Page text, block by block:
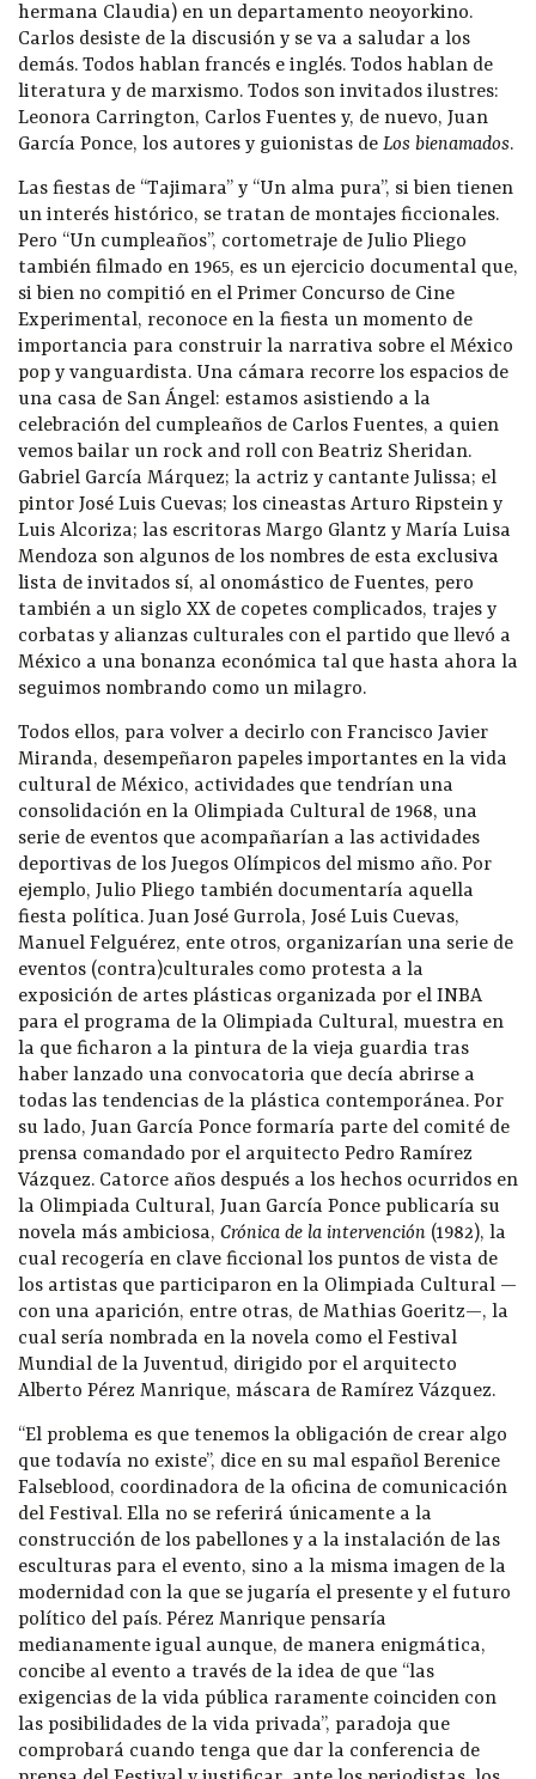
hermana Claudia) en un departamento neoyorkino.
Carlos desiste de la discusión y se va a saludar a los
demás. Todos hablan francés e inglés. Todos hablan de
literatura y de marxismo. Todos son invitados ilustres:
Leonora Carrington, Carlos Fuentes y, de nuevo, Juan
García Ponce, los autores y guionistas de Los bienamados.
Las fiestas de “Tajimara” y “Un alma pura”, si bien tienen
un interés histórico, se tratan de montajes ficcionales.
Pero “Un cumpleaños”, cortometraje de Julio Pliego
también filmado en 1965, es un ejercicio documental que,
si bien no compitió en el Primer Concurso de Cine
Experimental, reconoce en la fiesta un momento de
importancia para construir la narrativa sobre el México
pop y vanguardista. Una cámara recorre los espacios de
una casa de San Ángel: estamos asistiendo a la
celebración del cumpleaños de Carlos Fuentes, a quien
vemos bailar un rock and roll con Beatriz Sheridan.
Gabriel García Márquez; la actriz y cantante Julissa; el
pintor José Luis Cuevas; los cineastas Arturo Ripstein y
Luis Alcoriza; las escritoras Margo Glantz y María Luisa
Mendoza son algunos de los nombres de esta exclusiva
lista de invitados sí, al onomástico de Fuentes, pero
también a un siglo XX de copetes complicados, trajes y
corbatas y alianzas culturales con el partido que llevó a
México a una bonanza económica tal que hasta ahora la
seguimos nombrando como un milagro.
Todos ellos, para volver a decirlo con Francisco Javier
Miranda, desempeñaron papeles importantes en la vida
cultural de México, actividades que tendrían una
consolidación en la Olimpiada Cultural de 1968, una
serie de eventos que acompañarían a las actividades
deportivas de los Juegos Olímpicos del mismo año. Por
ejemplo, Julio Pliego también documentaría aquella
fiesta política. Juan José Gurrola, José Luis Cuevas,
Manuel Felguérez, ente otros, organizarían una serie de
eventos (contra)culturales como protesta a la
exposición de artes plásticas organizada por el INBA
para el programa de la Olimpiada Cultural, muestra en
la que ficharon a la pintura de la vieja guardia tras
haber lanzado una convocatoria que decía abrirse a
todas las tendencias de la plástica contemporánea. Por
su lado, Juan García Ponce formaría parte del comité de
prensa comandado por el arquitecto Pedro Ramírez
Vázquez. Catorce años después a los hechos ocurridos en
la Olimpiada Cultural, Juan García Ponce publicaría su
novela más ambiciosa, Crónica de la intervención (1982), la
cual recogería en clave ficcional los puntos de vista de
los artistas que participaron en la Olimpiada Cultural —
con una aparición, entre otras, de Mathias Goeritz—, la
cual sería nombrada en la novela como el Festival
Mundial de la Juventud, dirigido por el arquitecto
Alberto Pérez Manrique, máscara de Ramírez Vázquez.
“El problema es que tenemos la obligación de crear algo
que todavía no existe”, dice en su mal español Berenice
Falseblood, coordinadora de la oficina de comunicación
del Festival. Ella no se referirá únicamente a la
construcción de los pabellones y a la instalación de las
esculturas para el evento, sino a la misma imagen de la
modernidad con la que se jugaría el presente y el futuro
político del país. Pérez Manrique pensaría
medianamente igual aunque, de manera enigmática,
concibe al evento a través de la idea de que “las
exigencias de la vida pública raramente coinciden con
las posibilidades de la vida privada”, paradoja que
comprobará cuando tenga que dar la conferencia de